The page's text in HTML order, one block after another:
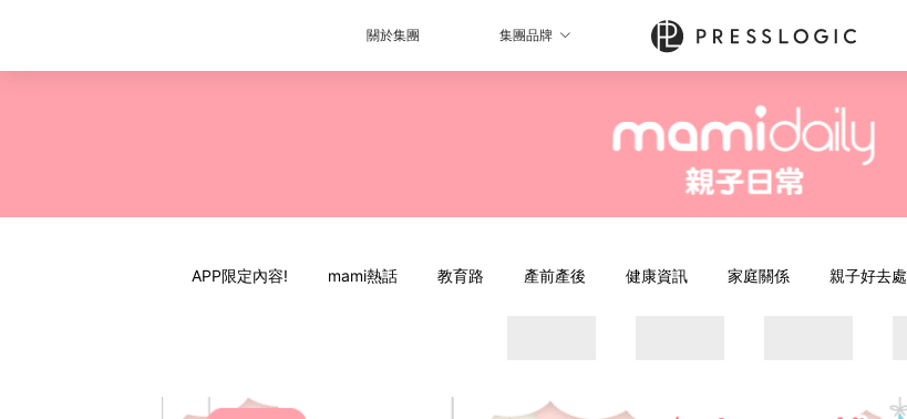
關於集團 集團品牌
APP限定內容! mami熱話 教育路 產前產後 健康資訊 家庭關係 親子好去處